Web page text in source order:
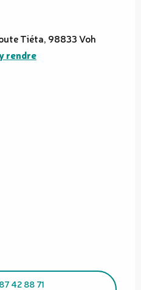
Tiéta, 98833 Voh
rendre
42 88 71